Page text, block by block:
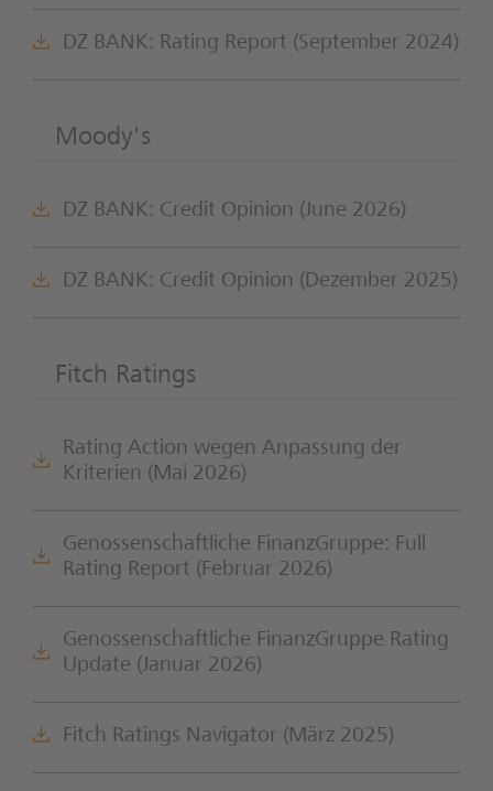
DZ BANK: Rating Report (September 2024)
Moody's
DZ BANK: Credit Opinion (June 2026)
DZ BANK: Credit Opinion (Dezember 2025)
Fitch Ratings
Rating Action wegen Anpassung der
Kriterien (Mai 2026)
Genossenschaftliche FinanzGruppe: Full
Rating Report (Februar 2026)
Genossenschaftliche FinanzGruppe Rating
Update (Januar 2026)
Fitch Ratings Navigator (März 2025)